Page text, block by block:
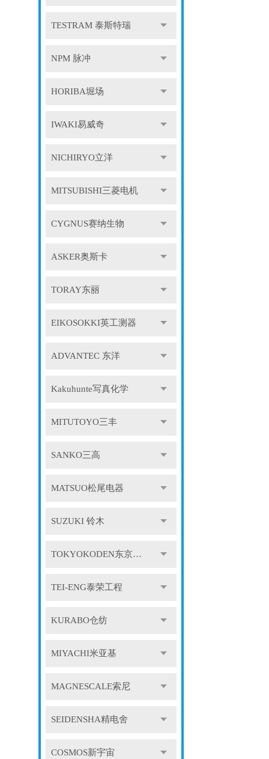
TESTRAM 泰斯特瑞
NPM 脉冲
HORIBA堀场
IWAKI易威奇
NICHIRYO立洋
MITSUBISHI三菱电机
CYGNUS赛纳生物
ASKER奥斯卡
TORAY东丽
EIKOSOKKI英工测器
ADVANTEC 东洋
Kakuhunte写真化学
MITUTOYO三丰
SANKO三高
MATSUO松尾电器
SUZUKI 铃木
TOKYOKODEN东京光电
TEI-ENG泰荣工程
KURABO仓纺
MIYACHI米亚基
MAGNESCALE索尼
SEIDENSHA精电舍
COSMOS新宇宙